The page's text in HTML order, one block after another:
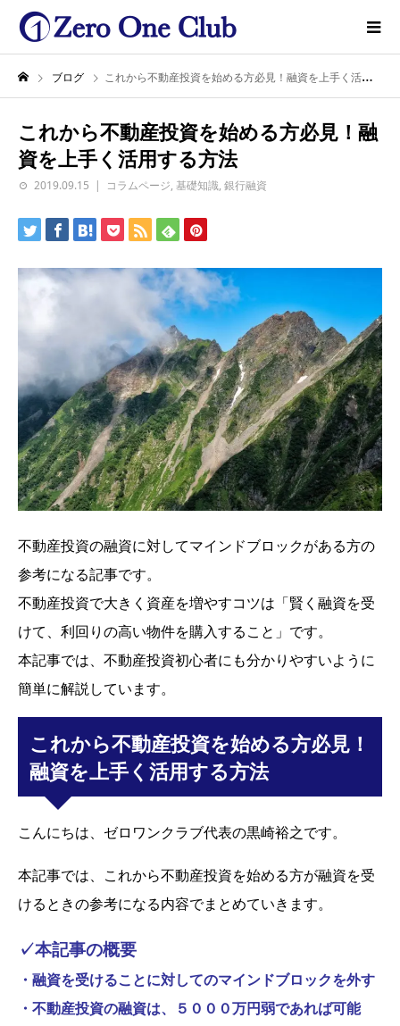
ブログ これから不動産投資を始める方必見！融資を上手く活用する方法
これから不動産投資を始める方必見！融
資を上手く活用する方法
2019.09.15 コラムページ, 基礎知識, 銀行融資
不動産投資の融資に対してマインドブロックがある方の
参考になる記事です。
不動産投資で大きく資産を増やすコツは「賢く融資を受
けて、利回りの高い物件を購入すること」です。
本記事では、不動産投資初心者にも分かりやすいように
簡単に解説しています。
これから不動産投資を始める方必見！
融資を上手く活用する方法
こんにちは、ゼロワンクラブ代表の黒崎裕之です。
本記事では、これから不動産投資を始める方が融資を受
けるときの参考になる内容でまとめていきます。
✓本記事の概要
・融資を受けることに対してのマインドブロックを外す
・不動産投資の融資は、５０００万円弱であれば可能